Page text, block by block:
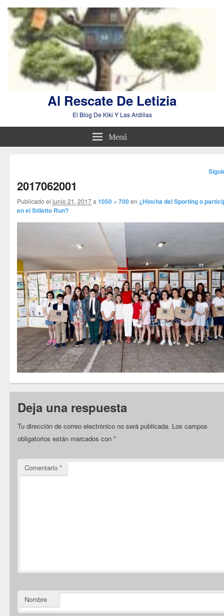
Al Rescate De Letizia
El Blog De Kiki Y Las Ardillas
Menú
2017062001
Publicado el junio 21, 2017a1050 × 700en ¿Hincha del Sporting o
en el Stiletto Run?
Deja una respuesta
Tu dirección de correo electrónico no será publicada. Los campos
obligatorios están marcados con*
Comentario*
Nombre